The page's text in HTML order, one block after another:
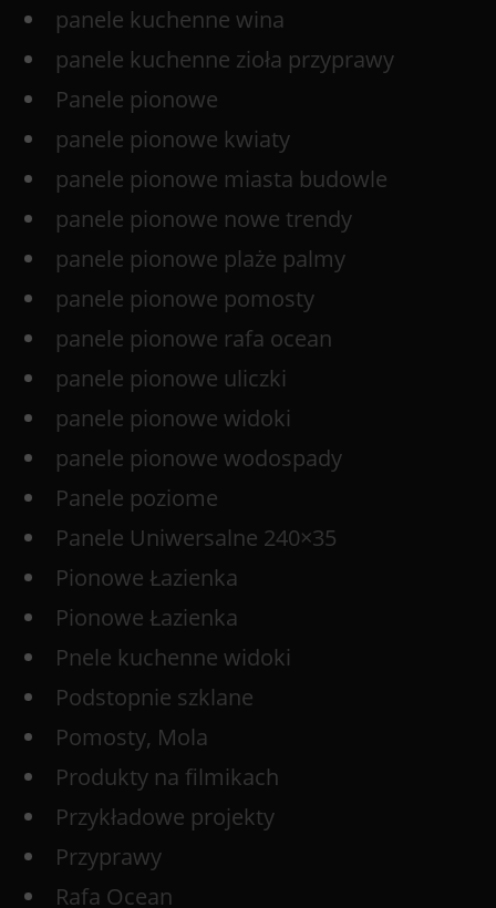
panele kuchenne wina
panele kuchenne zioła przyprawy
Panele pionowe
panele pionowe kwiaty
panele pionowe miasta budowle
panele pionowe nowe trendy
panele pionowe plaże palmy
panele pionowe pomosty
panele pionowe rafa ocean
panele pionowe uliczki
panele pionowe widoki
panele pionowe wodospady
Panele poziome
Panele Uniwersalne 240×35
Pionowe Łazienka
Pionowe Łazienka
Pnele kuchenne widoki
Podstopnie szklane
Pomosty, Mola
Produkty na filmikach
Przykładowe projekty
Przyprawy
Rafa Ocean